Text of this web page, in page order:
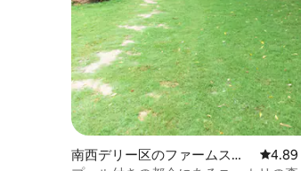
南西デリー区のファームステ
レビ
4.89